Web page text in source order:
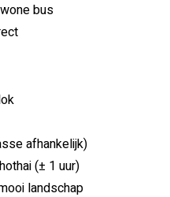
bus
afhankelijk)
(± 1 uur)
landschap